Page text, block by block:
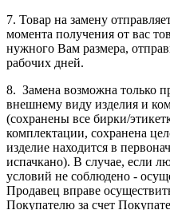
7. Товар на замену
момента получения от вас
нужного Вам размера,
рабочих дней.
8. Замена возможна только
внешнему виду изделия и
(сохранены все бирки/
комплектации, сохранена
изделие находится в
испачкано). В случае, если
условий не соблюдено -
Продавец вправе
Покупателю за счет